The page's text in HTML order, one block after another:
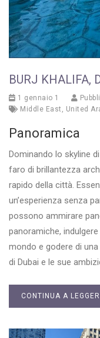
BURJ KHALIFA,
1 gennaio 1
Middle East , United
Panoramica
Dominando lo skyline
faro di brillantezza
rapido della città.
un’esperienza senza
possono ammirare
panoramiche,
mondo e godere di
di Dubai e le sue
CONTINUA A